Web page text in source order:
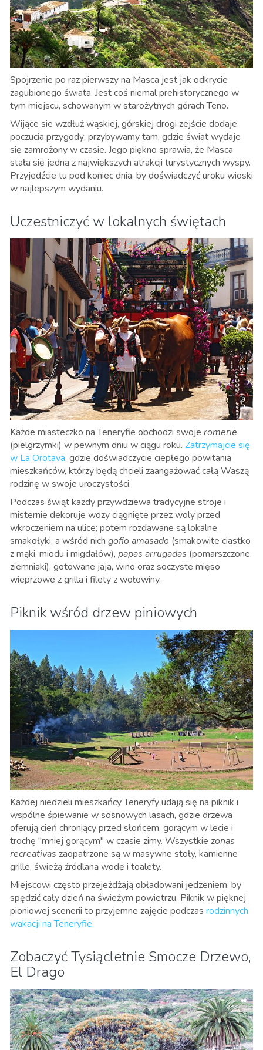
Spojrzenie po raz pierwszy na Masca jest jak odkrycie
zagubionego świata. Jest coś niemal prehistorycznego w
tym miejscu, schowanym w starożytnych górach Teno.
Wijące sie wzdłuż wąskiej, górskiej drogi zejście dodaje
poczucia przygody; przybywamy tam, gdzie świat wydaje
się zamrożony w czasie. Jego piękno sprawia, że Masca
stała się jedną z największych atrakcji turystycznych wyspy.
Przyjedźcie tu pod koniec dnia, by doświadczyć uroku wioski
w najlepszym wydaniu.
Uczestniczyć w lokalnych świętach
Każde miasteczko na Teneryfie obchodzi swoje romerie
(pielgrzymki) w pewnym dniu w ciągu roku. Zatrzymajcie się
w La Orotava, gdzie doświadczycie ciepłego powitania
mieszkańców, którzy będą chcieli zaangażować całą Waszą
rodzinę w swoje uroczystości.
Podczas świąt każdy przywdziewa tradycyjne stroje i
misternie dekoruje wozy ciągnięte przez woly przed
wkroczeniem na ulice; potem rozdawane są lokalne
smakołyki, a wśród nich gofio amasado (smakowite ciastko
z mąki, miodu i migdałów), papas arrugadas (pomarszczone
ziemniaki), gotowane jaja, wino oraz soczyste mięso
wieprzowe z grilla i filety z wołowiny.
Piknik wśród drzew piniowych
Każdej niedzieli mieszkańcy Teneryfy udają się na piknik i
wspólne śpiewanie w sosnowych lasach, gdzie drzewa
oferują cień chroniący przed słońcem, gorącym w lecie i
trochę "mniej gorącym" w czasie zimy. Wszystkie zonas
recreativas zaopatrzone są w masywne stoły, kamienne
grille, świeżą źródlaną wodę i toalety.
Miejscowi często przejeżdżają obładowani jedzeniem, by
spędzić cały dzień na świeżym powietrzu. Piknik w pięknej
pioniowej scenerii to przyjemne zajęcie podczas rodzinnych
wakacji na Teneryfie.
Zobaczyć Tysiącletnie Smocze Drzewo,
El Drago